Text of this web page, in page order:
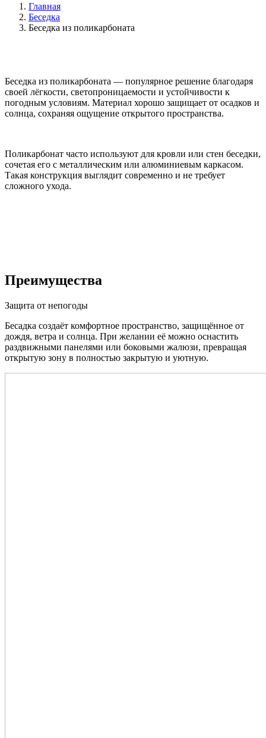
Главная
Беседка
Беседка из поликарбоната
Беседка из поликарбоната — популярное решение благодаря
своей лёгкости, светопроницаемости и устойчивости к
погодным условиям. Материал хорошо защищает от осадков и
солнца, сохраняя ощущение открытого пространства.
Поликарбонат часто используют для кровли или стен беседки,
сочетая его с металлическим или алюминиевым каркасом.
Такая конструкция выглядит современно и не требует
сложного ухода.
Преимущества
Защита от непогоды
Бесадка создаёт комфортное пространство, защищённое от
дождя, ветра и солнца. При желании её можно оснастить
раздвижными панелями или боковыми жалюзи, превращая
открытую зону в полностью закрытую и уютную.